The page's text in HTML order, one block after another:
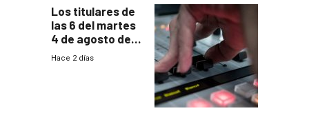
Los titulares de
las 6 del martes
4 de agosto de
2026
Hace 2 días